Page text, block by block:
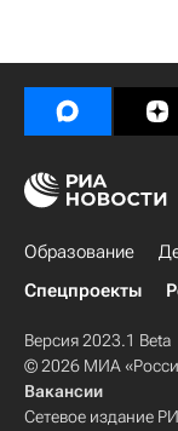
Образование
Спецпроекты
Версия 2023.1 Beta
© 2026 МИА
Вакансии
Сетевое издание